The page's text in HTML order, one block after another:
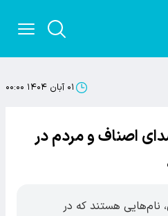
۰۱ آبان ۱۴۰۴ ۰۰:۰۰
اصناف و مردم در
نام‌هایی هستند که در